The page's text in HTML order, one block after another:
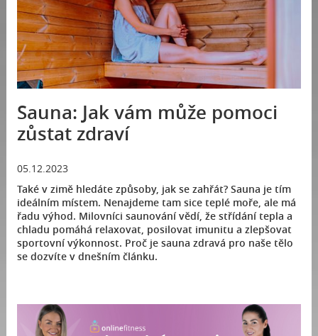
Sauna: Jak vám může pomoci
zůstat zdraví
05.12.2023
Také v zimě hledáte způsoby, jak se zahřát? Sauna je tím
ideálním místem. Nenajdeme tam sice teplé moře, ale má
řadu výhod. Milovníci saunování vědí, že střídání tepla a
chladu pomáhá relaxovat, posilovat imunitu a zlepšovat
sportovní výkonnost. Proč je sauna zdravá pro naše tělo
se dozvíte v dnešním článku.